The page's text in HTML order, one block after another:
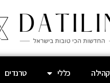
קהילה כללי טרנדים